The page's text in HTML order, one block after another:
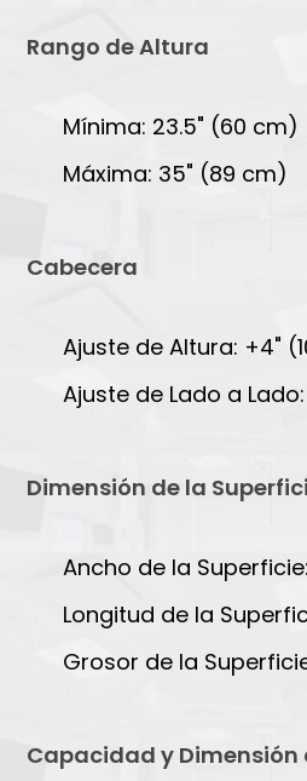
Rango de Altura
Mínima: 23.5" (60 cm)
Máxima: 35" (89 cm)
Cabecera
Ajuste de Altura: +4"
Ajuste de Lado a Lado:
Dimensión de la
Ancho de la
Longitud de la
Grosor de la
Capacidad y Dimensión